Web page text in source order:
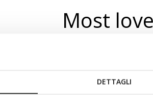
DETTAGLI
Most